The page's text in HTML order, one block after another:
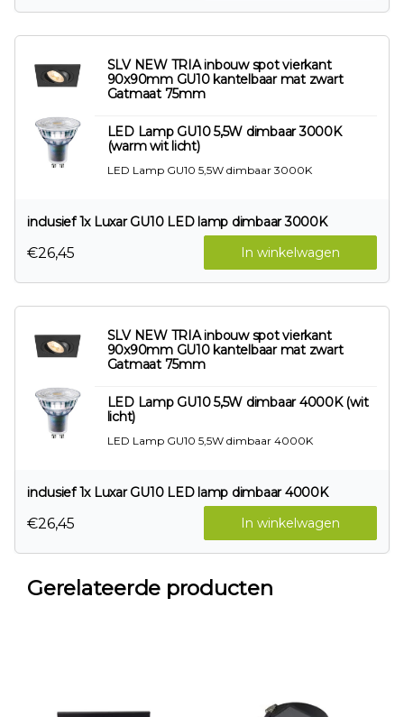
SLV NEW TRIA inbouw spot vierkant
90x90mm GU10 kantelbaar mat zwart
Gatmaat 75mm
LED Lamp GU10 5,5W dimbaar 3000K
(warm wit licht)
LED Lamp GU10 5,5W dimbaar 3000K
inclusief 1x Luxar GU10 LED lamp dimbaar 3000K
In winkelwagen
€26,45
SLV NEW TRIA inbouw spot vierkant
90x90mm GU10 kantelbaar mat zwart
Gatmaat 75mm
LED Lamp GU10 5,5W dimbaar 4000K (wit
licht)
LED Lamp GU10 5,5W dimbaar 4000K
inclusief 1x Luxar GU10 LED lamp dimbaar 4000K
In winkelwagen
€26,45
Gerelateerde producten